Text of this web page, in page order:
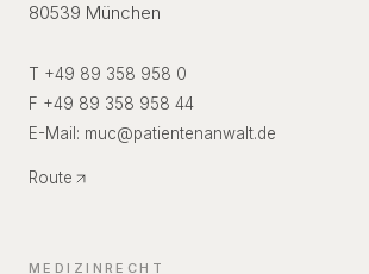
80539 München
T +49 89 358 958 0
F +49 89 358 958 44
E-Mail: muc@patientenanwalt.de
Route
MEDIZINRECHT